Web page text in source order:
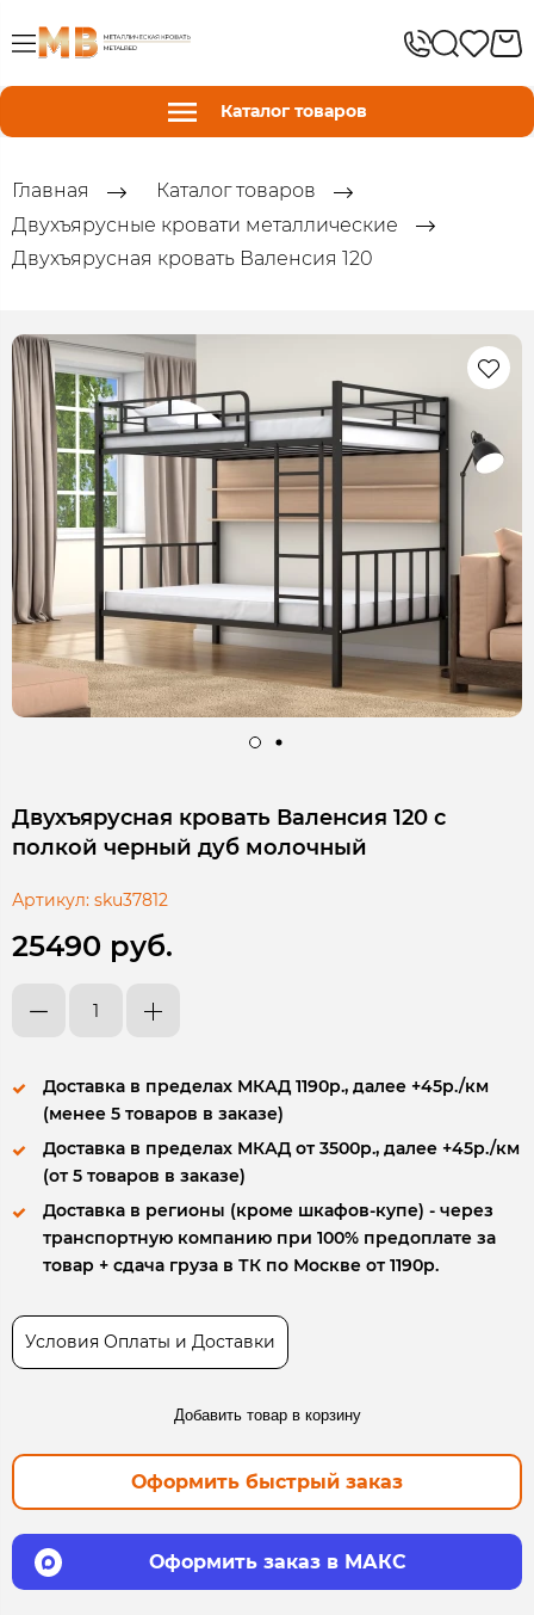
Каталог товаров
Главная
Каталог товаров
Двухъярусные кровати металлические
Двухъярусная кровать Валенсия 120
Двухъярусная кровать Валенсия 120 с
полкой черный дуб молочный
Артикул: sku37812
25490 руб.
Доставка в пределах МКАД 1190р., далее +45р./км
(менее 5 товаров в заказе)
Доставка в пределах МКАД от 3500р., далее +45р./км
(от 5 товаров в заказе)
Доставка в регионы (кроме шкафов-купе) - через
транспортную компанию при 100% предоплате за
товар + сдача груза в ТК по Москве от 1190р.
Условия Оплаты и Доставки
Добавить товар в корзину
Оформить быстрый заказ
Оформить заказ в МАКС